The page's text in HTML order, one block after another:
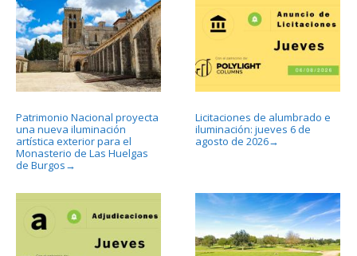
Patrimonio Nacional proyecta
una nueva iluminación
artística exterior para el
Monasterio de Las Huelgas
de Burgos →
Licitaciones de alumbrado e
iluminación: jueves 6 de
agosto de 2026→